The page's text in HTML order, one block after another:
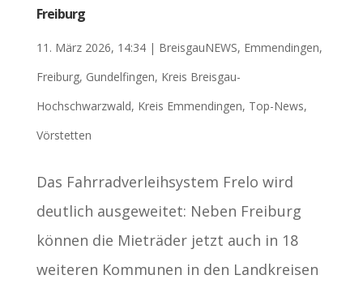
Freiburg
11. März 2026, 14:34| BreisgauNEWS, Emmendingen,
Freiburg, Gundelfingen, Kreis Breisgau-
Hochschwarzwald, Kreis Emmendingen, Top-News,
Vörstetten
Das Fahrradverleihsystem Frelo wird
deutlich ausgeweitet: Neben Freiburg
können die Mieträder jetzt auch in 18
weiteren Kommunen in den Landkreisen